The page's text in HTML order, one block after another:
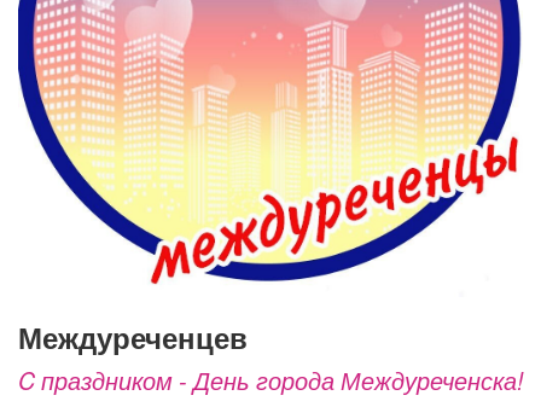
Афиша Проекты
Товары Поздравления Погода
Я - пенсионер
междуреченцев
C праздником - День города Междуреченска!